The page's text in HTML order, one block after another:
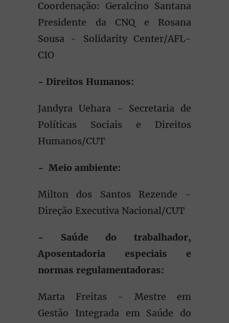
Coordenação: Geralcino Santana
Presidente da CNQ e Rosana
Sousa - Solidarity Center/AFL-
CIO
- Direitos Humanos:
Jandyra Uehara - Secretaria de
Políticas Sociais e Direitos
Humanos/CUT
- Meio ambiente:
Milton dos Santos Rezende -
Direção Executiva Nacional/CUT
- Saúde do trabalhador,
Aposentadoria especiais e
normas regulamentadoras:
Marta Freitas - Mestre em
Gestão Integrada em Saúde do